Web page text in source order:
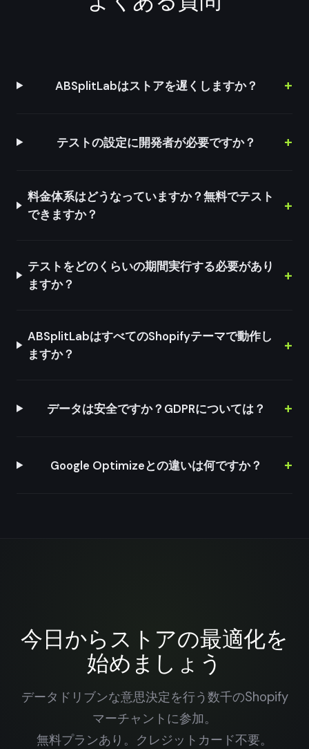
ABSplitLabはストアを遅くしますか？
テストの設定に開発者が必要ですか？
料金体系はどうなっていますか？無料でテスト
できますか？
テストをどのくらいの期間実行する必要があり
ますか？
ABSplitLabはすべてのShopifyテーマで動作し
ますか？
データは安全ですか？GDPRについては？
Google Optimizeとの違いは何ですか？
今日からストアの最適化を
始めましょう
データドリブンな意思決定を行う数千のShopify
マーチャントに参加。
無料プランあり。クレジットカード不要。